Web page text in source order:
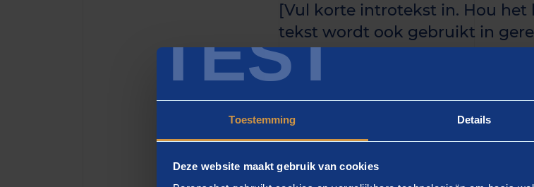
TEST
Toestemming Details
Deze website maakt gebruik van cookies
[Vul korte introtekst in. Hou het
tekst wordt ook gebruikt in
het huidige artikel langer is, kun
zetten.]
[H2 - gebruik keyword]